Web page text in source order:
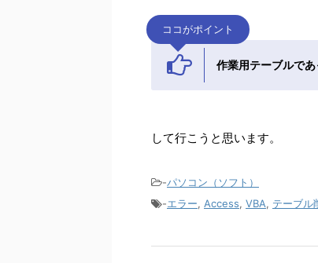
ココがポイント
作業用テーブルで
して行こうと思います。
-パソコン（ソフト）
-エラー, Access, VBA, テーブル